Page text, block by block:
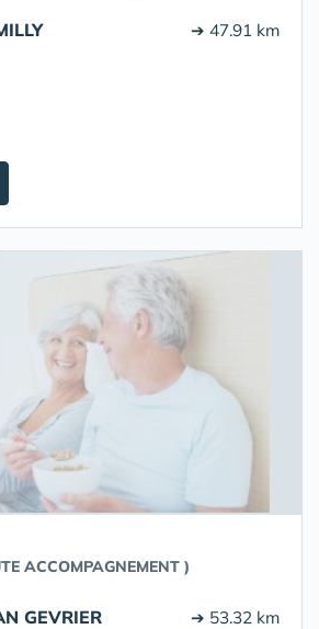
➔ 47.91 km
ACCOMPAGNEMENT )
GEVRIER ➔ 53.32 km